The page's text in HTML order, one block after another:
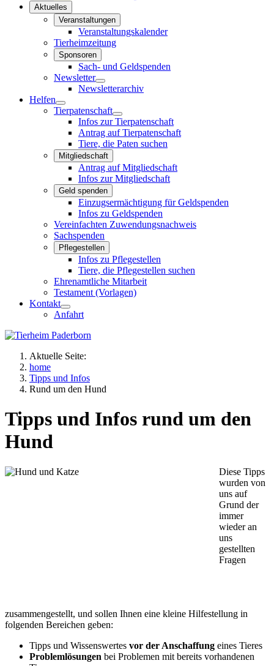
Aktuelles
Veranstaltungen
Veranstaltungskalender
Tierheimzeitung
Sponsoren
Sach- und Geldspenden
Newsletter
Newsletterarchiv
Helfen
Tierpatenschaft
Infos zur Tierpatenschaft
Antrag auf Tierpatenschaft
Tiere, die Paten suchen
Mitgliedschaft
Antrag auf Mitgliedschaft
Infos zur Mitgliedschaft
Geld spenden
Einzugsermächtigung für Geldspenden
Infos zu Geldspenden
Vereinfachten Zuwendungsnachweis
Sachspenden
Pflegestellen
Infos zu Pflegestellen
Tiere, die Pflegestellen suchen
Ehrenamtliche Mitarbeit
Testament (Vorlagen)
Kontakt
Anfahrt
Aktuelle Seite:
home
Tipps und Infos
Rund um den Hund
Tipps und Infos rund um den
Hund
Diese Tipps
wurden von
uns auf
Grund der
immer
wieder an
uns
gestellten
Fragen
zusammengestellt, und sollen Ihnen eine kleine Hilfestellung in
folgenden Bereichen geben:
Tipps und Wissenswertes vor der Anschaffung eines Tieres
Problemlösungen bei Problemen mit bereits vorhandenen